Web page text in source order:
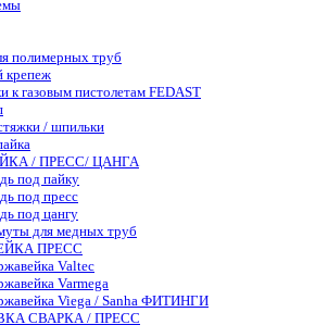
полимерных труб
крепеж
к газовым пистолетам FEDAST
/ шпильки
/ ПРЕСС/ ЦАНГА
под пайку
под пресс
под цангу
для медных труб
ПРЕСС
Valtec
Varmega
Viega / Sanha ФИТИНГИ
СВАРКА / ПРЕСС